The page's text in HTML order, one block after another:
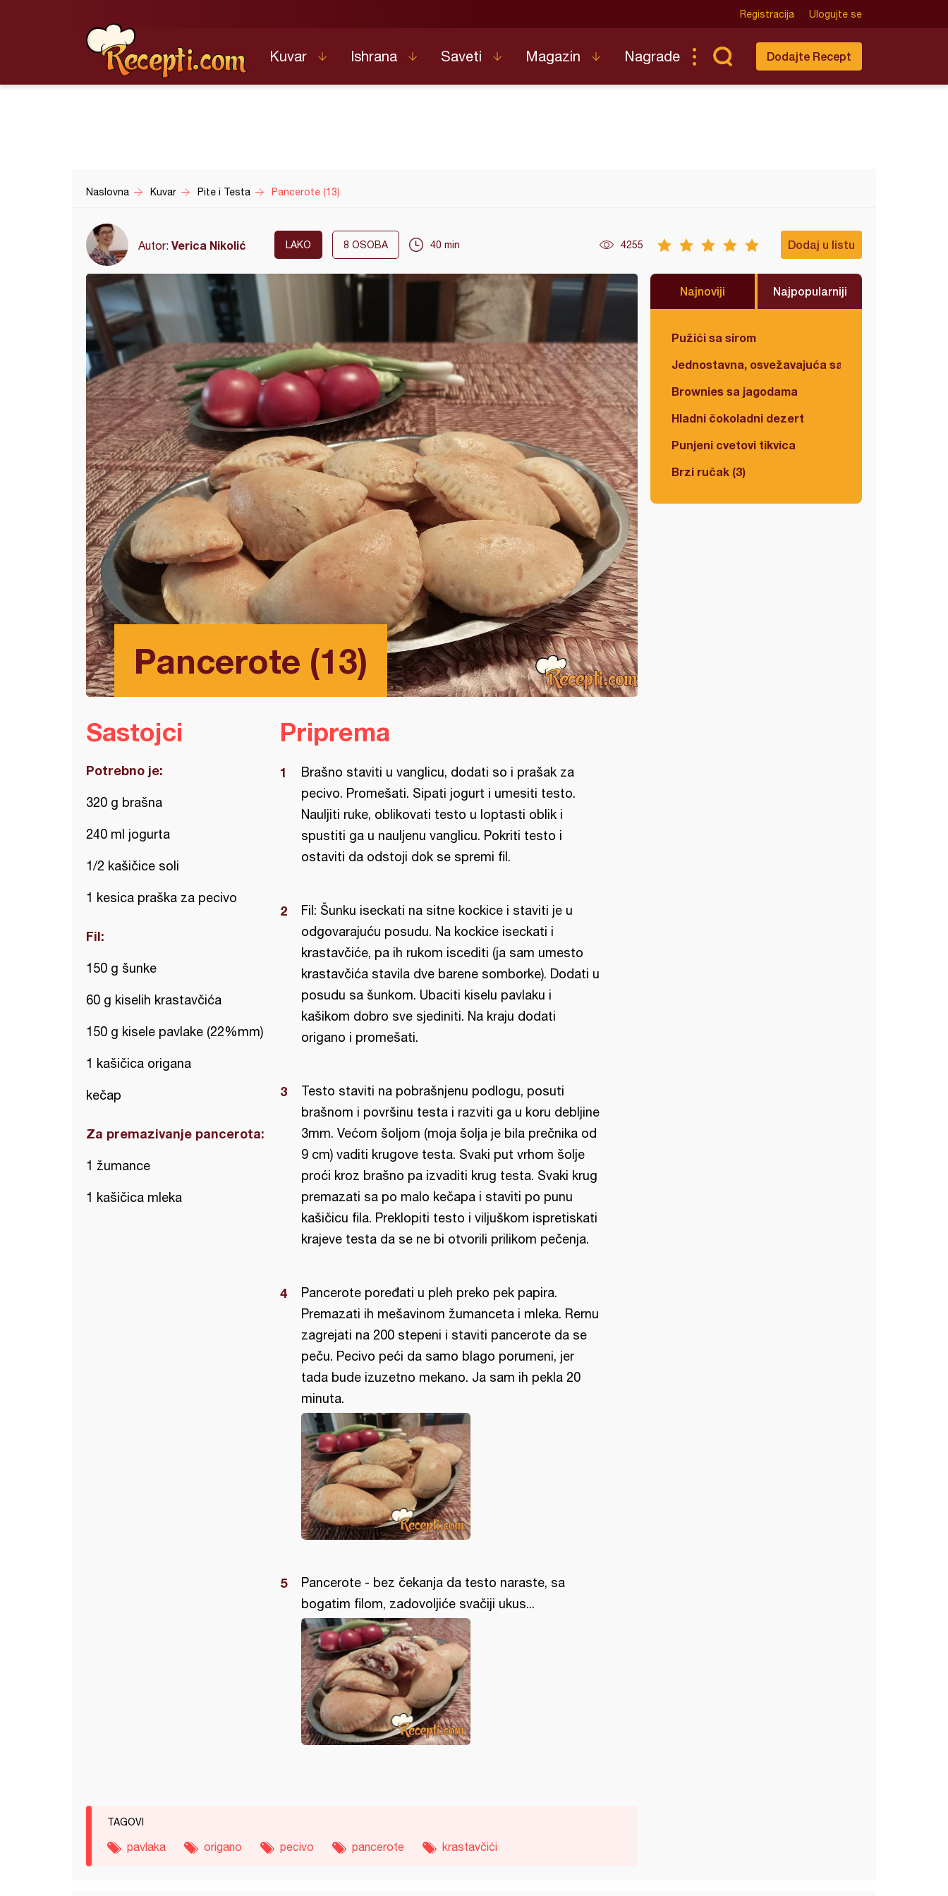
Registracija Ulogujte se
Kuvar Ishrana Saveti Magazin Nagrade Dodajte Recept
Naslovna Kuvar Pite i Testa Pancerote (13)
Autor: Verica Nikolić LAKO 8 OSOBA 40 min 4255 Dodaj u listu
Pancerote (13)
Najnoviji Najpopularniji
Pužići sa sirom
Jednostavna, osvežavajuća salata
Brownies sa jagodama
Hladni čokoladni dezert
Punjeni cvetovi tikvica
Brzi ručak (3)
Sastojci
Potrebno je:
320 g brašna
240 ml jogurta
1/2 kašičice soli
1 kesica praška za pecivo
Fil:
150 g šunke
60 g kiselih krastavčića
150 g kisele pavlake (22%mm)
1 kašičica origana
kečap
Za premazivanje pancerota:
1 žumance
1 kašičica mleka
Priprema
Brašno staviti u vanglicu, dodati so i prašak za
pecivo. Promešati. Sipati jogurt i umesiti testo.
Nauljiti ruke, oblikovati testo u loptasti oblik i
spustiti ga u nauljenu vanglicu. Pokriti testo i
ostaviti da odstoji dok se spremi fil.
Fil: Šunku iseckati na sitne kockice i staviti je u
odgovarajuću posudu. Na kockice iseckati i
krastavčiće, pa ih rukom iscediti (ja sam umesto
krastavčića stavila dve barene somborke). Dodati u
posudu sa šunkom. Ubaciti kiselu pavlaku i
kašikom dobro sve sjediniti. Na kraju dodati
origano i promešati.
Testo staviti na pobrašnjenu podlogu, posuti
brašnom i površinu testa i razviti ga u koru debljine
3mm. Većom šoljom (moja šolja je bila prečnika od
9 cm) vaditi krugove testa. Svaki put vrhom šolje
proći kroz brašno pa izvaditi krug testa. Svaki krug
premazati sa po malo kečapa i staviti po punu
kašičicu fila. Preklopiti testo i viljuškom ispretiskati
krajeve testa da se ne bi otvorili prilikom pečenja.
Pancerote poređati u pleh preko pek papira.
Premazati ih mešavinom žumanceta i mleka. Rernu
zagrejati na 200 stepeni i staviti pancerote da se
peču. Pecivo peći da samo blago porumeni, jer
tada bude izuzetno mekano. Ja sam ih pekla 20
minuta.
Pancerote - bez čekanja da testo naraste, sa
bogatim filom, zadovoljiće svačiji ukus...
TAGOVI
pavlaka origano pecivo pancerote krastavčići